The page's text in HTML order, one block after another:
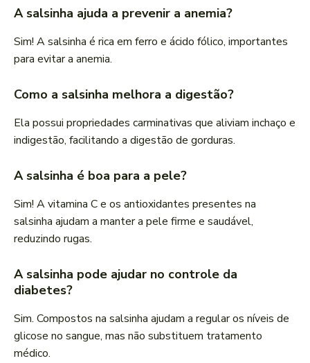
A salsinha ajuda a prevenir a anemia?
Sim! A salsinha é rica em ferro e ácido fólico, importantes
para evitar a anemia.
Como a salsinha melhora a digestão?
Ela possui propriedades carminativas que aliviam inchaço e
indigestão, facilitando a digestão de gorduras.
A salsinha é boa para a pele?
Sim! A vitamina C e os antioxidantes presentes na
salsinha ajudam a manter a pele firme e saudável,
reduzindo rugas.
A salsinha pode ajudar no controle da
diabetes?
Sim. Compostos na salsinha ajudam a regular os níveis de
glicose no sangue, mas não substituem tratamento
médico.